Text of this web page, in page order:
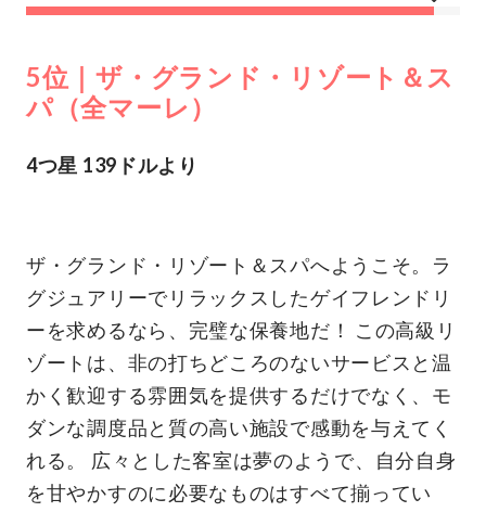
5位｜ザ・グランド・リゾート＆ス
パ（全マーレ）
4つ星 139ドルより
ザ・グランド・リゾート＆スパへようこそ。ラ
グジュアリーでリラックスしたゲイフレンドリ
ーを求めるなら、完璧な保養地だ！ この高級リ
ゾートは、非の打ちどころのないサービスと温
かく歓迎する雰囲気を提供するだけでなく、モ
ダンな調度品と質の高い施設で感動を与えてく
れる。 広々とした客室は夢のようで、自分自身
を甘やかすのに必要なものはすべて揃ってい